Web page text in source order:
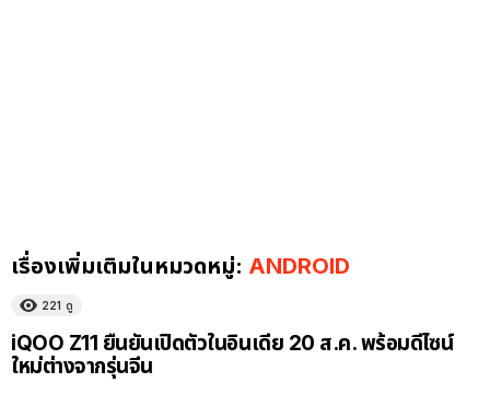
เรื่องเพิ่มเติมในหมวดหมู่: ANDROID
221 ดู
iQOO Z11 ยืนยันเปิดตัวในอินเดีย 20 ส.ค. พร้อมดีไซน์
ใหม่ต่างจากรุ่นจีน